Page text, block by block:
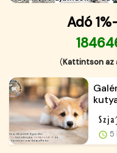
Adó
(Kattintson az
5